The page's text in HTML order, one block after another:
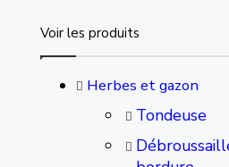
Voir les produits
Herbes et gazon
Tondeuse